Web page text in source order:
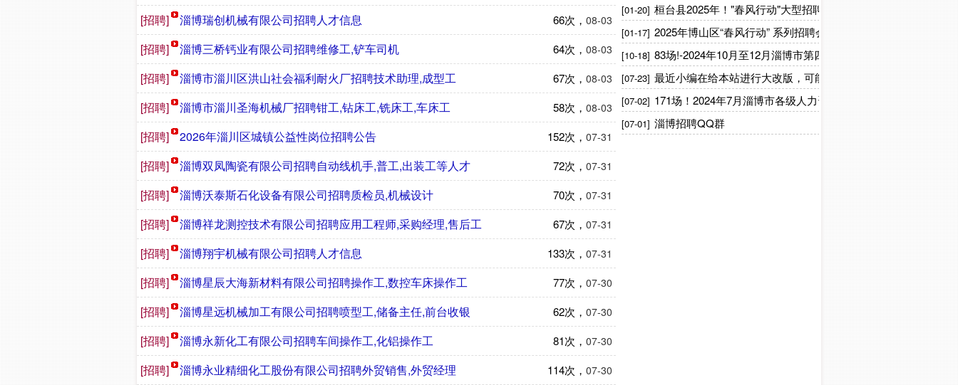
[01-20] 桓台县2025年！"春风行动"大型招聘会，就在新时代文明实践中
[01-17] 2025年博山区“春风行动” 系列招聘会邀您参加
[10-18] 83场!-2024年10月至12月淄博市第四季度零工专项招聘会来啦
[07-23] 最近小编在给本站进行大改版，可能信息更新不及时
[07-02] 171场！2024年7月淄博市各级人力资源市场“百日千万招聘专项
[07-01] 淄博招聘QQ群
08-03
66次，
[招聘] 淄博瑞创机械有限公司招聘人才信息
08-03
64次，
[招聘] 淄博三桥钙业有限公司招聘维修工,铲车司机
08-03
67次，
[招聘] 淄博市淄川区洪山社会福利耐火厂招聘技术助理,成型工
08-03
58次，
[招聘] 淄博市淄川圣海机械厂招聘钳工,钻床工,铣床工,车床工
07-31
152次，
[招聘] 2026年淄川区城镇公益性岗位招聘公告
07-31
72次，
[招聘] 淄博双凤陶瓷有限公司招聘自动线机手,普工,出装工等人才
07-31
70次，
[招聘] 淄博沃泰斯石化设备有限公司招聘质检员,机械设计
07-31
67次，
[招聘] 淄博祥龙测控技术有限公司招聘应用工程师,采购经理,售后工
07-31
133次，
[招聘] 淄博翔宇机械有限公司招聘人才信息
07-30
77次，
[招聘] 淄博星辰大海新材料有限公司招聘操作工,数控车床操作工
07-30
62次，
[招聘] 淄博星远机械加工有限公司招聘喷型工,储备主任,前台收银
07-30
81次，
[招聘] 淄博永新化工有限公司招聘车间操作工,化铝操作工
07-30
114次，
[招聘] 淄博永业精细化工股份有限公司招聘外贸销售,外贸经理